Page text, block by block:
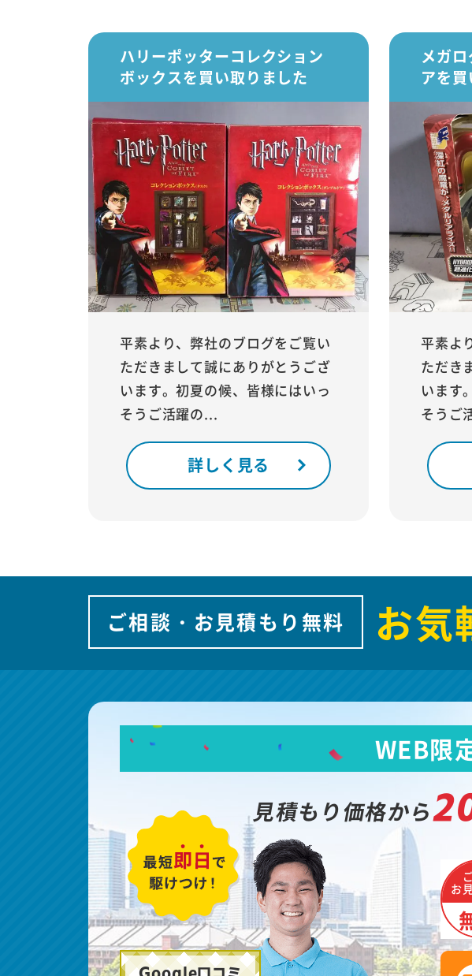
ハリーポッターコレクション
ボックスを買い取りました
平素より、弊社のブログをご覧い
ただきまして誠にありがとうござ
います。初夏の候、皆様にはいっ
そうご活躍の...
詳しく見る
メガ
アを
平素よ
ただき
います
そうご
ご相談・お見積もり無料 お気
Google口コミ
WEB限
見積もり価格から
お